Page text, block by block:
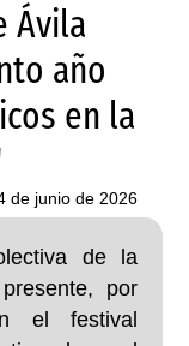
Ávila
año
en la
de junio de 2026
de la
por
el festival